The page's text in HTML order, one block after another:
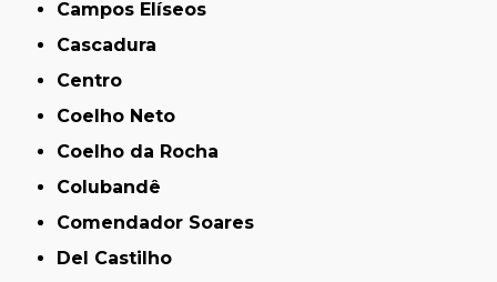
Campos Elíseos
Cascadura
Centro
Coelho Neto
Coelho da Rocha
Colubandê
Comendador Soares
Del Castilho